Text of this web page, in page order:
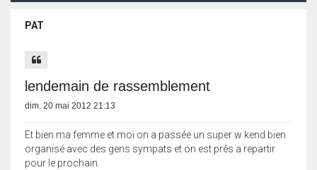
PAT
lendemain de rassemblement
dim. 20 mai 2012 21:13
Et bien ma femme et moi on a passée un super w kend bien
organisé avec des gens sympats et on est prês a repartir
pour le prochain.